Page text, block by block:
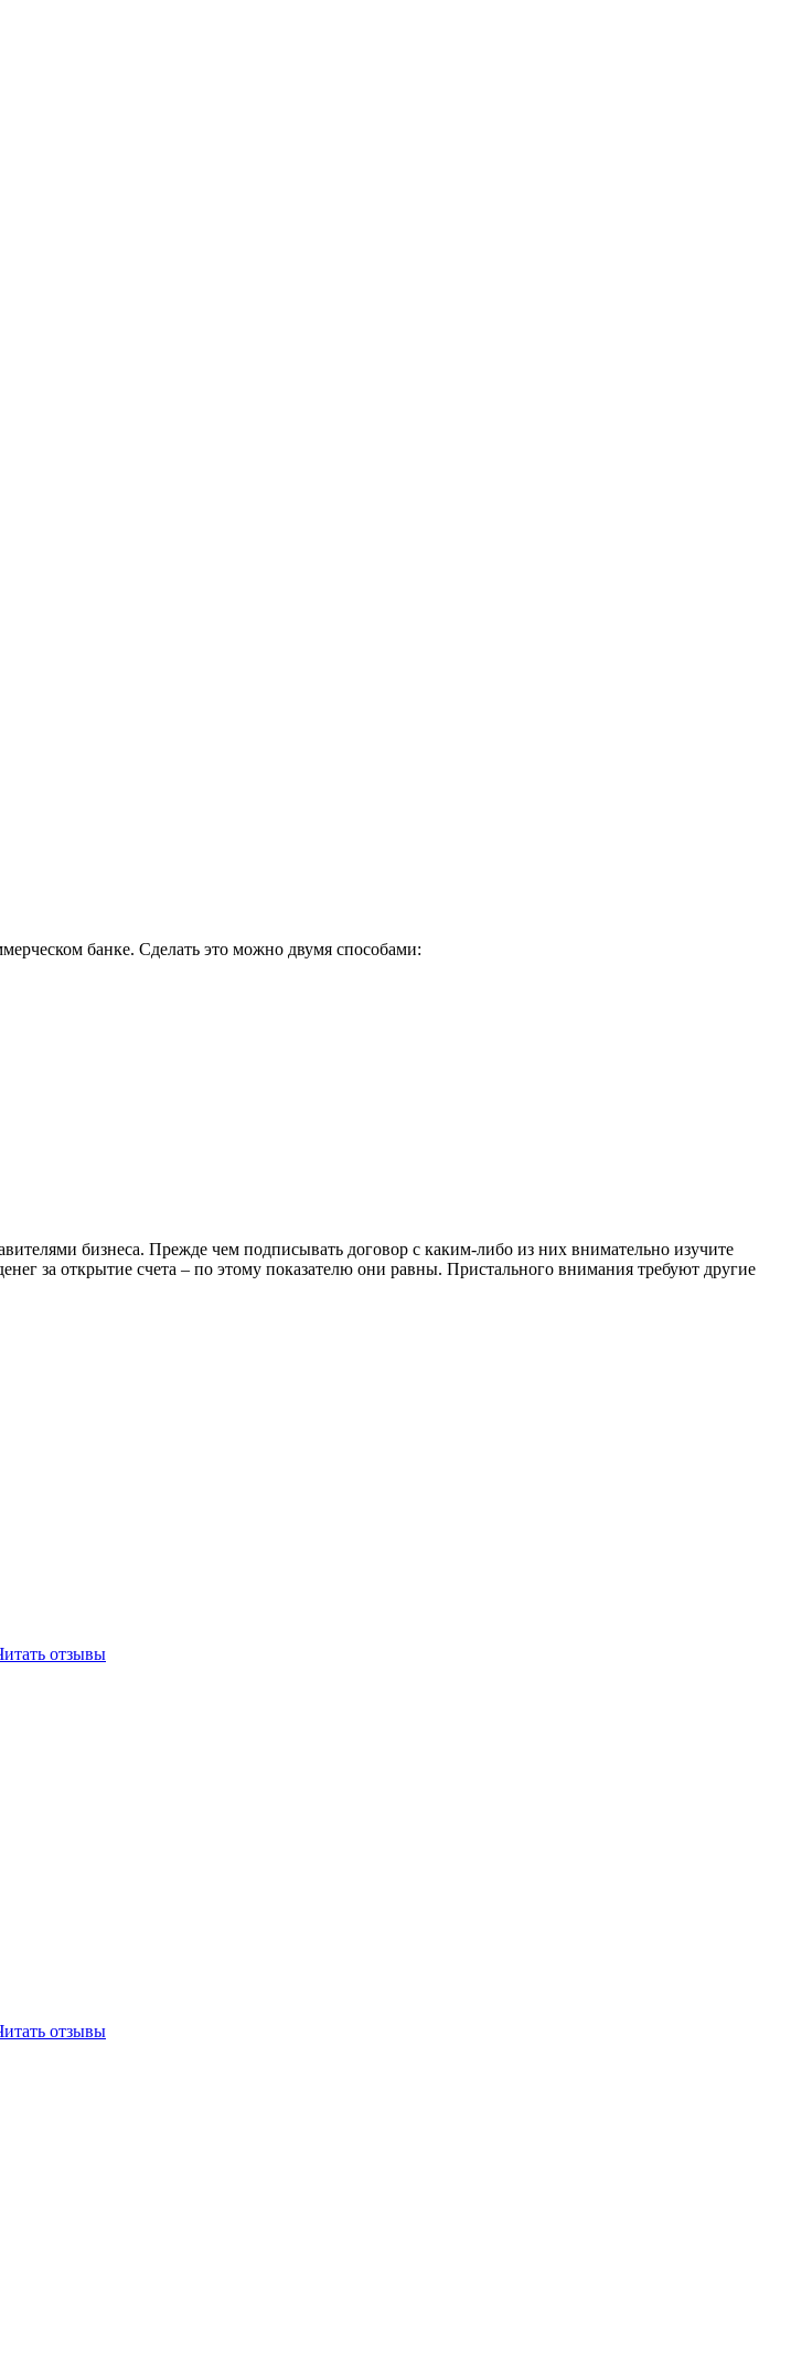
банке. Сделать это можно двумя способами:
бизнеса. Прежде чем подписывать договор с каким-либо из них внимательно изучите
за открытие счета – по этому показателю они равны. Пристального внимания требуют другие
отзывы
отзывы